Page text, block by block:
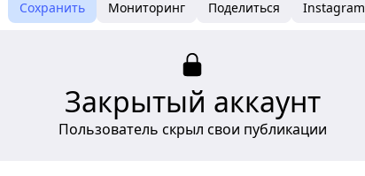
Сохранить Мониторинг Поделиться Instagram
Закрытый аккаунт
Пользователь скрыл свои публикации